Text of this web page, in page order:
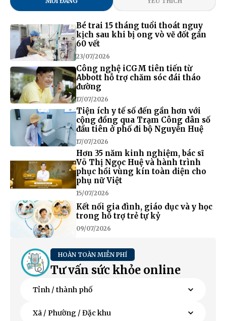
Bé trai 15 tháng tuổi thoát nguy
kịch sau khi bị ong vò vẽ đốt gần
60 vết
23/07/2026
Công nghệ iCGM tiên tiến từ
Abbott hỗ trợ chăm sóc đái tháo
đường
17/07/2026
Tiện ích y tế số đến gần hơn với
cộng đồng qua Trạm Công dân số
đầu tiên ở phố đi bộ Nguyễn Huệ
17/07/2026
Hơn 35 năm kinh nghiệm, bác sĩ
Võ Thị Ngọc Huệ và hành trình
phục hồi vùng kín toàn diện cho
phụ nữ Việt
15/07/2026
Kết nối gia đình, giáo dục và y học
trong hỗ trợ trẻ tự kỷ
09/07/2026
HOÀN TOÀN MIỄN PHÍ
Tư vấn sức khỏe online